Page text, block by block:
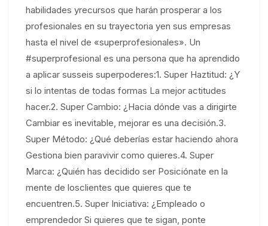
habilidades yrecursos que harán prosperar a los
profesionales en su trayectoria yen sus empresas
hasta el nivel de «superprofesionales». Un
#superprofesional es una persona que ha aprendido
a aplicar susseis superpoderes:1. Super Haztitud: ¿Y
si lo intentas de todas formas La mejor actitudes
hacer.2. Super Cambio: ¿Hacia dónde vas a dirigirte
Cambiar es inevitable, mejorar es una decisión.3.
Super Método: ¿Qué deberías estar haciendo ahora
Gestiona bien paravivir como quieres.4. Super
Marca: ¿Quién has decidido ser Posiciónate en la
mente de losclientes que quieres que te
encuentren.5. Super Iniciativa: ¿Empleado o
emprendedor Si quieres que te sigan, ponte